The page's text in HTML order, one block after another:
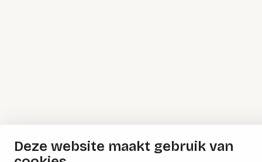
Deze website maakt gebruik van